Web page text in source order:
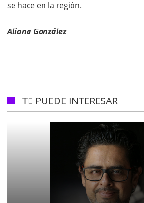
se hace en la región.
Aliana González
TE PUEDE INTERESAR